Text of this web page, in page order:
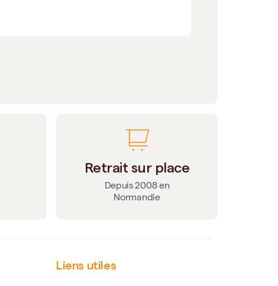
Retrait sur place
Depuis 2008 en
Normandie
Liens utiles